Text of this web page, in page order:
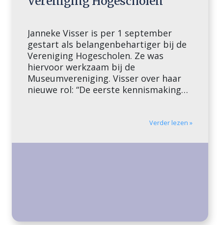
Janneke Visser is per 1 september
gestart als belangenbehartiger bij de
Vereniging Hogescholen. Ze was
hiervoor werkzaam bij de
Museumvereniging. Visser over haar
nieuwe rol: “De eerste kennismakingen
verstand van zaken. Ik zie uit naar
bijdragen aan goed beleid voor […]
Verder lezen »